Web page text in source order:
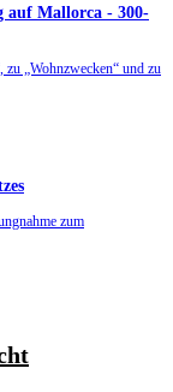
auf Mallorca - 300-
„Wohnzwecken“ und zu
zum